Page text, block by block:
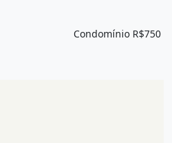
Condomínio R$750